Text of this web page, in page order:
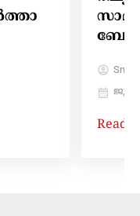
ജൂലൈ
Read